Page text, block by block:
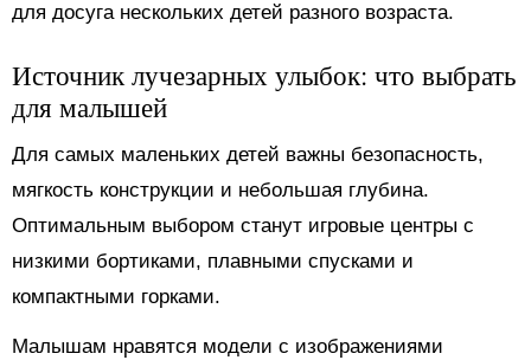
для досуга нескольких детей разного возраста.
Источник лучезарных улыбок: что выбрать
для малышей
Для самых маленьких детей важны безопасность,
мягкость конструкции и небольшая глубина.
Оптимальным выбором станут игровые центры с
низкими бортиками, плавными спусками и
компактными горками.
Малышам нравятся модели с изображениями